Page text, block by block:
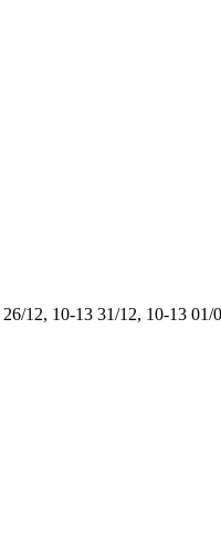
26/12, 10-13 31/12, 10-13 01/